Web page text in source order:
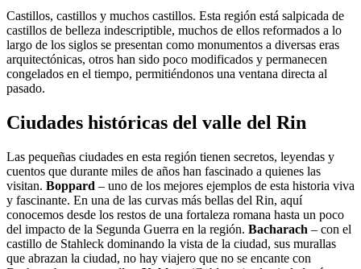
Castillos, castillos y muchos castillos. Esta región está salpicada de
castillos de belleza indescriptible, muchos de ellos reformados a lo
largo de los siglos se presentan como monumentos a diversas eras
arquitectónicas, otros han sido poco modificados y permanecen
congelados en el tiempo, permitiéndonos una ventana directa al
pasado.
Ciudades históricas del valle del Rin
Las pequeñas ciudades en esta región tienen secretos, leyendas y
cuentos que durante miles de años han fascinado a quienes las
visitan. Boppard – uno de los mejores ejemplos de esta historia viva
y fascinante. En una de las curvas más bellas del Rin, aquí
conocemos desde los restos de una fortaleza romana hasta un poco
del impacto de la Segunda Guerra en la región. Bacharach – con el
castillo de Stahleck dominando la vista de la ciudad, sus murallas
que abrazan la ciudad, no hay viajero que no se encante con